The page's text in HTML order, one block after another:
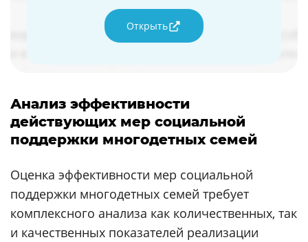
Открыть
Анализ эффективности
действующих мер социальной
поддержки многодетных семей
Оценка эффективности мер социальной
поддержки многодетных семей требует
комплексного анализа как количественных, так
и качественных показателей реализации